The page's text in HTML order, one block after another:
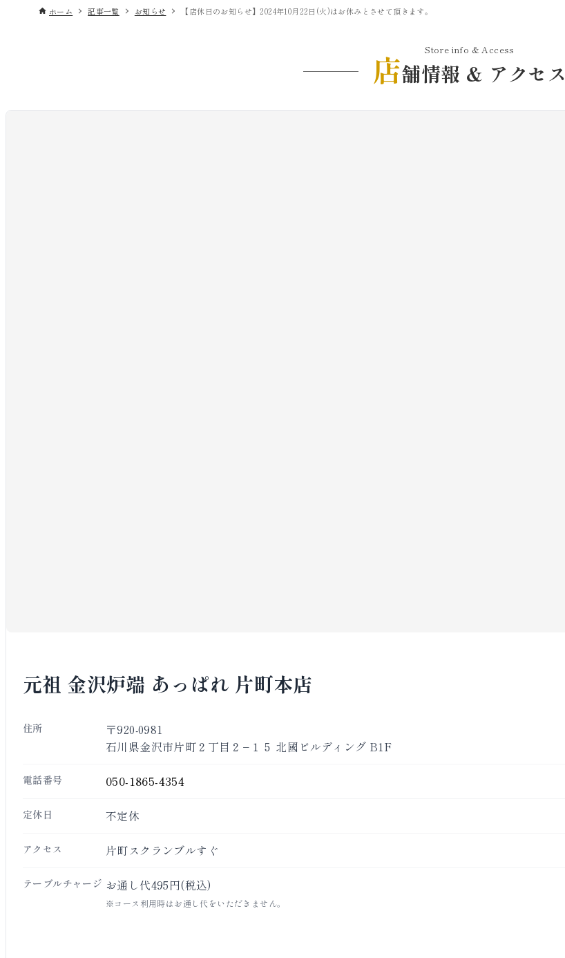
ホーム 記事一覧 お知らせ 【店休日のお知らせ】2024年10月22日(火)はお休みとさせて頂きます。
Store info & Access
店舗情報 & アクセス
元祖 金沢炉端 あっぱれ 片町本店
住所
〒920-0981
石川県金沢市片町２丁目２−１５ 北國ビルディング B1F
電話番号 050-1865-4354
定休日 不定休
アクセス 片町スクランブルすぐ
テーブルチャージ お通し代495円(税込)
※コース利用時はお通し代をいただきません。